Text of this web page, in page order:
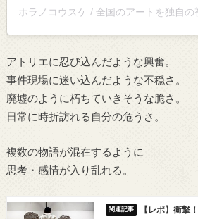
アトリエに忍び込んだような興奮。
事件現場に迷い込んだような不穏さ。
廃墟のように朽ちていきそうな脆さ。
日常に時折訪れる自分の危うさ。
複数の物語が混在するように
思考・感情が入り乱れる。
【レポ】衝撃